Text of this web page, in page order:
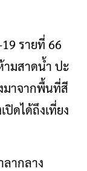
รายที่ 66
มสาดน้ำ ปะ
มาจากพื้นที่สี
ดได้ถึงเที่ยง
ากลาง